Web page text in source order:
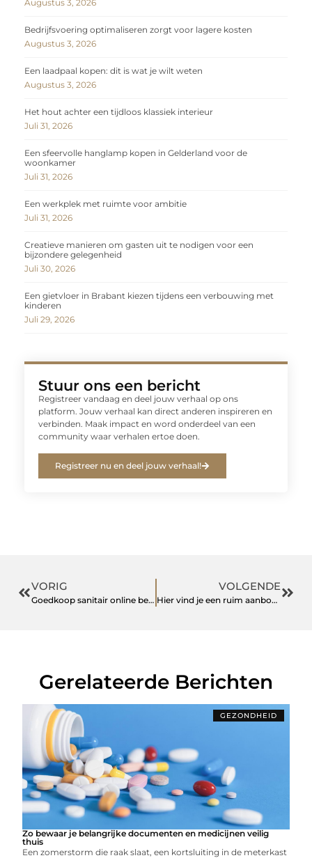
Augustus 3, 2026
Bedrijfsvoering optimaliseren zorgt voor lagere kosten
Augustus 3, 2026
Een laadpaal kopen: dit is wat je wilt weten
Augustus 3, 2026
Het hout achter een tijdloos klassiek interieur
Juli 31, 2026
Een sfeervolle hanglamp kopen in Gelderland voor de
woonkamer
Juli 31, 2026
Een werkplek met ruimte voor ambitie
Juli 31, 2026
Creatieve manieren om gasten uit te nodigen voor een
bijzondere gelegenheid
Juli 30, 2026
Een gietvloer in Brabant kiezen tijdens een verbouwing met
kinderen
Juli 29, 2026
Stuur ons een bericht
Registreer vandaag en deel jouw verhaal op ons
platform. Jouw verhaal kan direct anderen inspireren en
verbinden. Maak impact en word onderdeel van een
community waar verhalen ertoe doen.
Registreer nu en deel jouw verhaal!
VORIG
Goedkoop sanitair online bestellen
VOLGENDE
Hier vind je een ruim aanbod aan plantaardige kaas
Gerelateerde Berichten
GEZONDHEID
Zo bewaar je belangrijke documenten en medicijnen veilig
thuis
Een zomerstorm die raak slaat, een kortsluiting in de meterkast